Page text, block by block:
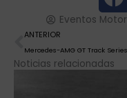
Eventos Motor
Ant
ANTERIOR
Noticias relacionadas